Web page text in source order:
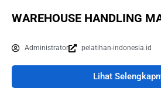
WAREHOUSE HANDLING
Administrator pelatihan-indonesia.id
Lihat